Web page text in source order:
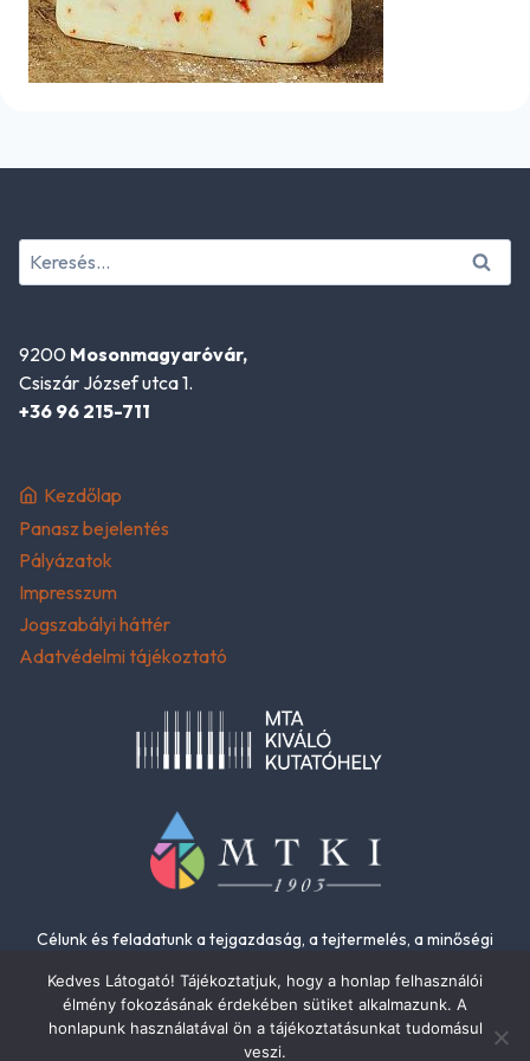
Keresés:
9200 Mosonmagyaróvár,
Csiszár József utca 1.
+36 96 215-711
Kezdőlap
Panasz bejelentés
Pályázatok
Impresszum
Jogszabályi háttér
Adatvédelmi tájékoztató
Célunk és feladatunk a tejgazdaság, a tejtermelés, a minőségi
Kedves Látogató! Tájékoztatjuk, hogy a honlap felhasználói
élmény fokozásának érdekében sütiket alkalmazunk. A
honlapunk használatával ön a tájékoztatásunkat tudomásul
veszi.